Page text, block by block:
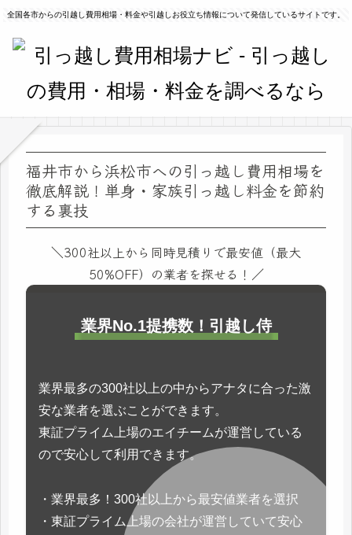
全国各市からの引越し費用相場・料金や引越しお役立ち情報について発信しているサイトです。
福井市から浜松市への引っ越し費用相場を
徹底解説！単身・家族引っ越し料金を節約
する裏技
＼300社以上から同時見積りで最安値（最大
50%OFF）の業者を探せる！／
業界No.1提携数！引越し侍
業界最多の300社以上の中からアナタに合った激
安な業者を選ぶことができます。
東証プライム上場のエイチームが運営している
ので安心して利用できます。
・業界最多！300社以上から最安値業者を選択
・東証プライム上場の会社が運営していて安心